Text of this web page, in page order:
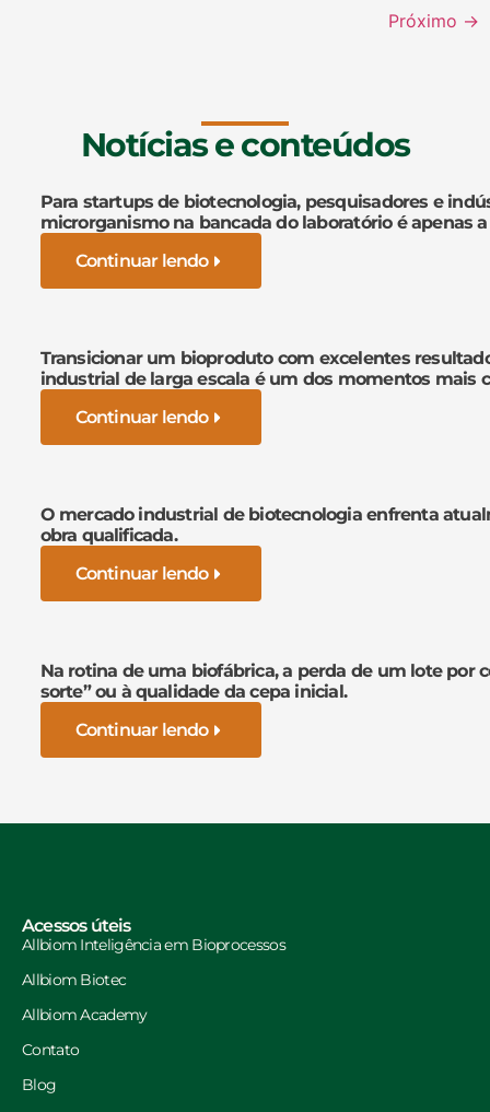
Próximo →
Notícias e conteúdos
Para startups de biotecnologia, pesquisadores e
microrganismo na bancada do laboratório é apenas
Continuar lendo
Transicionar um bioproduto com excelentes
industrial de larga escala é um dos momentos mais
Continuar lendo
O mercado industrial de biotecnologia enfrenta
obra qualificada.
Continuar lendo
Na rotina de uma biofábrica, a perda de um lote por
sorte” ou à qualidade da cepa inicial.
Continuar lendo
Acessos úteis
Allbiom Inteligência em Bioprocessos
Allbiom Biotec
Allbiom Academy
Contato
Blog